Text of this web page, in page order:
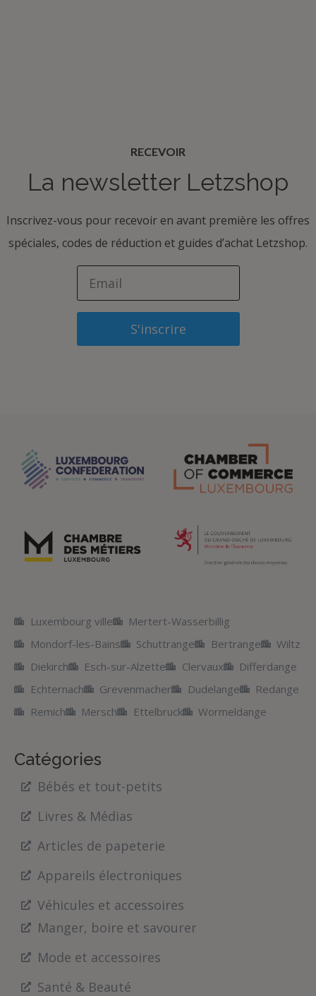
RECEVOIR
La newsletter Letzshop
Inscrivez-vous pour recevoir en avant première les offres
spéciales, codes de réduction et guides d’achat Letzshop.
Luxembourg ville
Mertert-Wasserbillig
Mondorf-les-Bains
Schuttrange Bertrange
Wiltz
Diekirch
Esch-sur-Alzette Clervaux
Differdange
Echternach
Grevenmacher Dudelange
Redange
Remich
Mersch Ettelbruck Wormeldange
Catégories
Bébés et tout-petits
Livres & Médias
Articles de papeterie
Appareils électroniques
Véhicules et accessoires
Manger, boire et savourer
Mode et accessoires
Santé & Beauté